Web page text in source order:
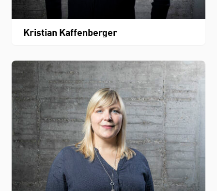
Kristian Kaffenberger